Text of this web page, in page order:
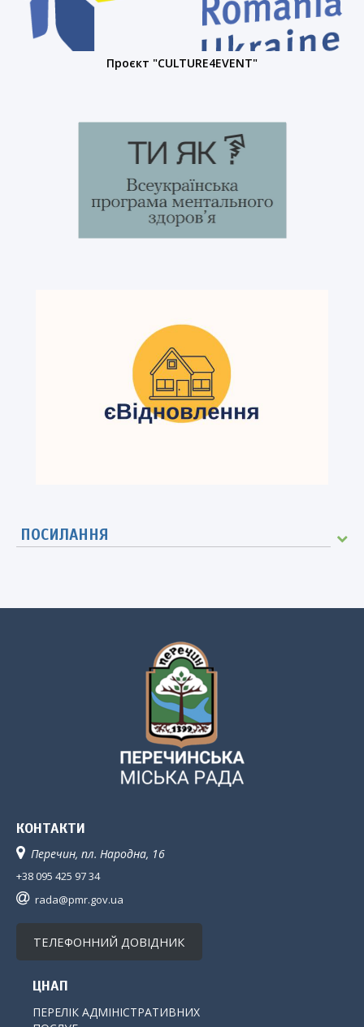
Проєкт "CULTURE4EVENT"
ПОСИЛАННЯ
КОНТАКТИ
Перечин, пл. Народна, 16
+38 095 425 97 34
rada@pmr.gov.ua
ТЕЛЕФОННИЙ ДОВІДНИК
ЦНАП
ПЕРЕЛІК АДМІНІСТРАТИВНИХ